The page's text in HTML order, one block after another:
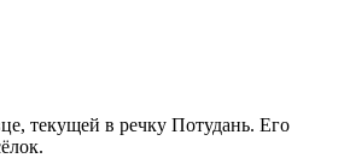
текущей в речку Потудань. Его